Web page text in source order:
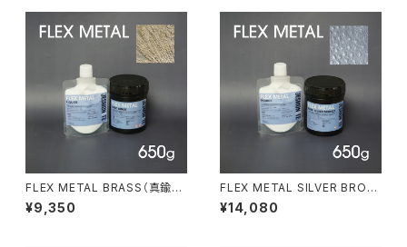
FLEX METAL BRASS（真鍮）6
50gセット
¥9,350
FLEX METAL SILVER BRON
ZE（シルバーブロンズ）650gセ
ット
¥14,080